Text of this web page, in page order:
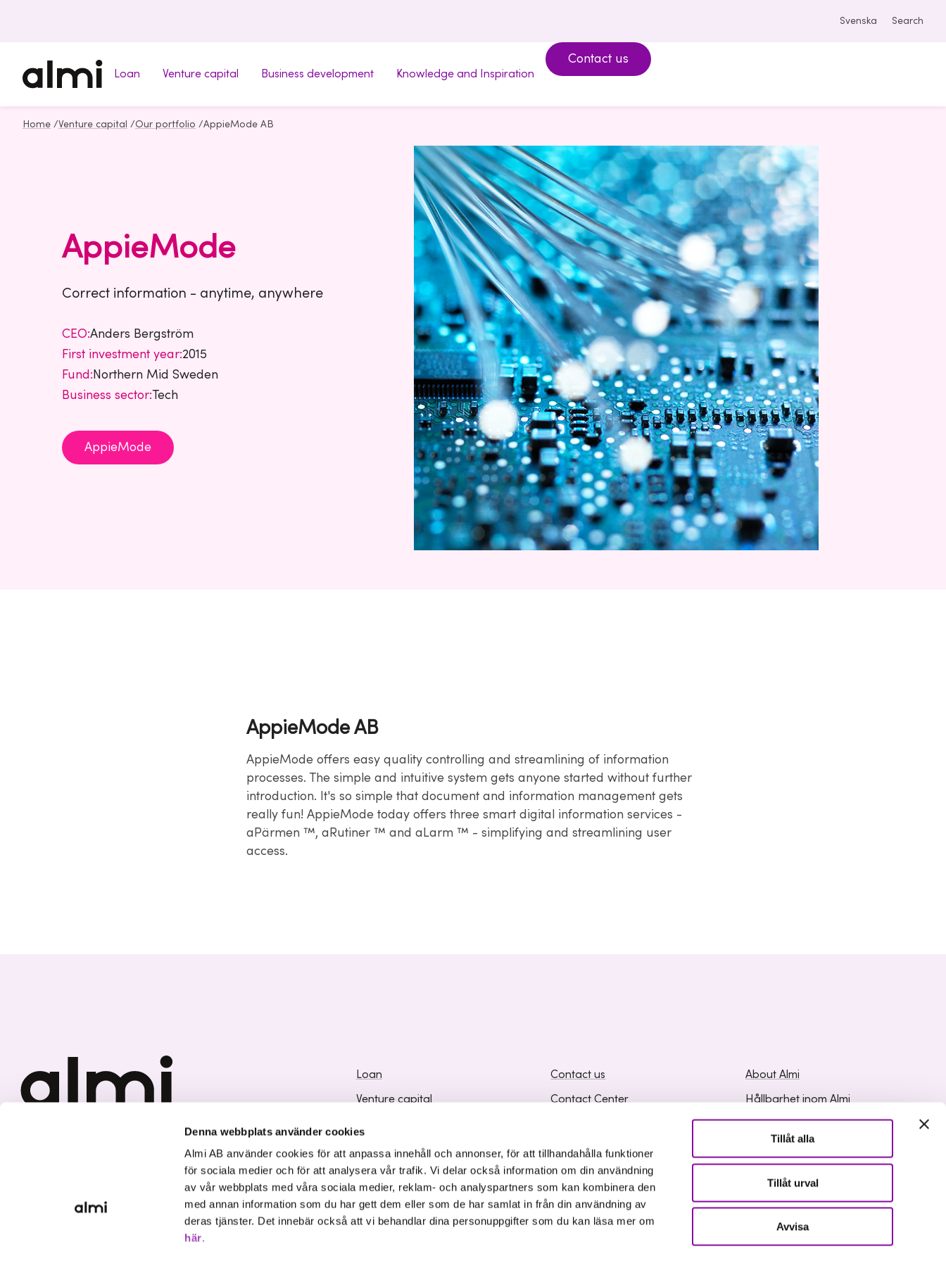
Denna webbplats använder cookies
Almi AB använder cookies för att anpassa innehåll och annonser, för att tillhandahålla funktioner
för sociala medier och för att analysera vår trafik. Vi delar också information om din användning
av vår webbplats med våra sociala medier, reklam- och analyspartners som kan kombinera den
med annan information som du har gett dem eller som de har samlat in från din användning av
deras tjänster. Det innebär också att vi behandlar dina personuppgifter som du kan läsa mer om
här.
Tillåt alla
Tillåt urval
Avvisa
Svenska Search
Loan Venture capital Business development Knowledge and Inspiration
Contact us
Home /Venture capital /Our portfolio /AppieMode AB
AppieMode
Correct information - anytime, anywhere
CEO:Anders Bergström
First investment year:2015
Fund:Northern Mid Sweden
Business sector:Tech
AppieMode
AppieMode AB
AppieMode offers easy quality controlling and streamlining of information
processes. The simple and intuitive system gets anyone started without further
introduction. It's so simple that document and information management gets
really fun! AppieMode today offers three smart digital information services -
aPärmen ™, aRutiner ™ and aLarm ™ - simplifying and streamlining user
access.
Loan
Venture capital
Knowledge and Inspiration
Contact us
Contact Center
Supplier Information
About Almi
Hållbarhet inom Almi
Organisation
Media and press